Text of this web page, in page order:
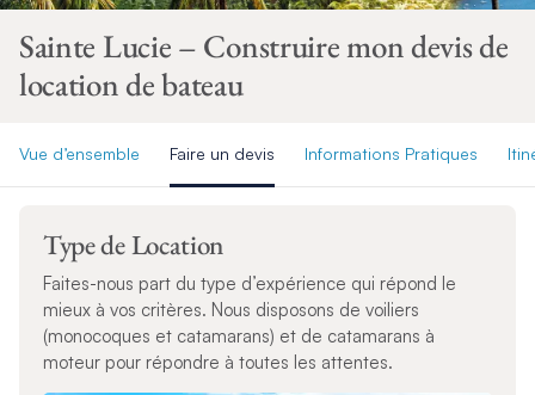
Sainte Lucie – Construire mon devis de
location de bateau
Vue d’ensemble Faire un devis Informations Pratiques
Type de Location
Faites-nous part du type d’expérience qui répond le
mieux à vos critères. Nous disposons de voiliers
(monocoques et catamarans) et de catamarans à
moteur pour répondre à toutes les attentes.